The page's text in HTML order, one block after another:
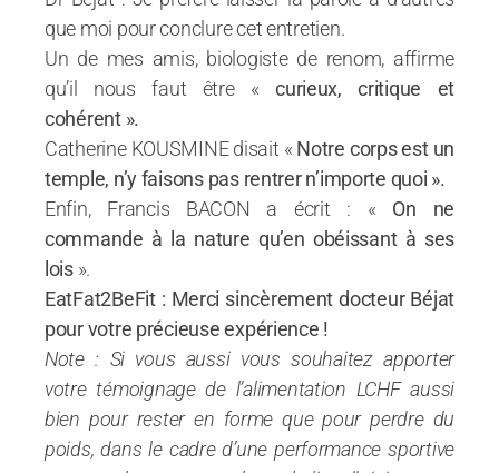
que moi pour conclure cet entretien.
Un de mes amis, biologiste de renom, affirme
qu’il nous faut être «curieux, critique et
cohérent ».
Catherine KOUSMINE disait « Notre corps est un
temple, n’y faisons pas rentrer n’importe quoi ».
Enfin, Francis BACON a écrit : « On ne
commande à la nature qu’en obéissant à ses
lois».
EatFat2BeFit : Merci sincèrement docteur Béjat
pour votre précieuse expérience !
Note : Si vous aussi vous souhaitez apporter
votre témoignage de l’alimentation LCHF aussi
bien pour rester en forme que pour perdre du
poids, dans le cadre d’une performance sportive